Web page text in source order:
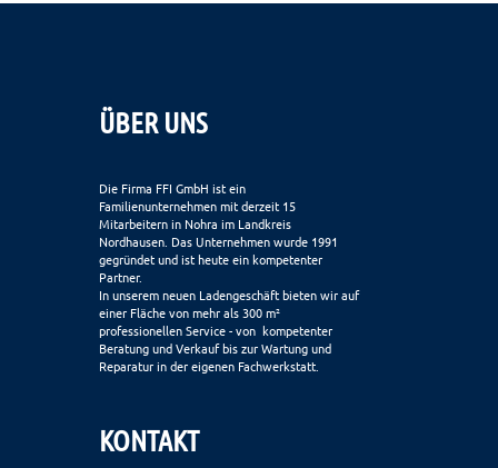
ÜBER UNS
Die Firma FFI GmbH ist ein
Familienunternehmen mit derzeit 15
Mitarbeitern in Nohra im Landkreis
Nordhausen. Das Unternehmen wurde 1991
gegründet und ist heute ein kompetenter
Partner.
In unserem neuen Ladengeschäft bieten wir auf
einer Fläche von mehr als 300 m²
professionellen Service - von kompetenter
Beratung und Verkauf bis zur Wartung und
Reparatur in der eigenen Fachwerkstatt.
KONTAKT